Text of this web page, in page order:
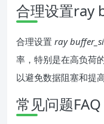
合理设置ray
合理设置 ray
率，特别是在高负荷
以避免数据阻塞和提
常见问题FAQ